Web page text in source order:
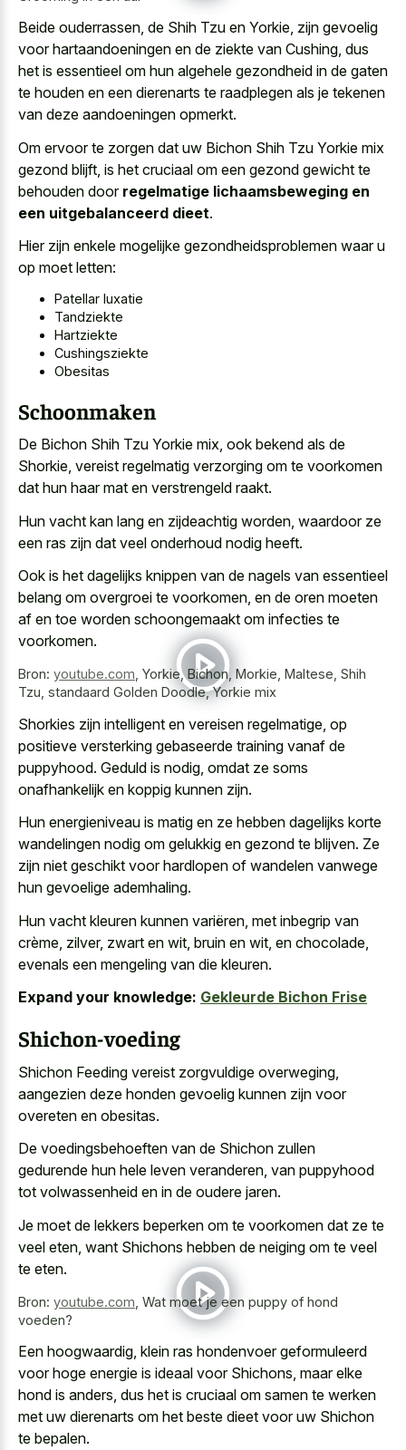
Beide ouderrassen, de Shih Tzu en Yorkie, zijn gevoelig
voor hartaandoeningen en de ziekte van Cushing, dus
het is essentieel om hun algehele gezondheid in de gaten
te houden en een dierenarts te raadplegen als je tekenen
van deze aandoeningen opmerkt.
Om ervoor te zorgen dat uw Bichon Shih Tzu Yorkie mix
gezond blijft, is het cruciaal om een gezond gewicht te
behouden door regelmatige lichaamsbeweging en
een uitgebalanceerd dieet.
Hier zijn enkele mogelijke gezondheidsproblemen waar u
op moet letten:
Patellar luxatie
Tandziekte
Hartziekte
Cushingsziekte
Obesitas
Schoonmaken
De Bichon Shih Tzu Yorkie mix, ook bekend als de
Shorkie, vereist regelmatig verzorging om te voorkomen
dat hun haar mat en verstrengeld raakt.
Hun vacht kan lang en zijdeachtig worden, waardoor ze
een ras zijn dat veel onderhoud nodig heeft.
Ook is het dagelijks knippen van de nagels van essentieel
belang om overgroei te voorkomen, en de oren moeten
af en toe worden schoongemaakt om infecties te
voorkomen.
Bron: youtube.com Yorkie, Bichon, Morkie, Maltese, Shih
Tzu, standaard Golden Doodle, Yorkie mix
Shorkies zijn intelligent en vereisen regelmatige, op
positieve versterking gebaseerde training vanaf de
puppyhood. Geduld is nodig, omdat ze soms
onafhankelijk en koppig kunnen zijn.
Hun energieniveau is matig en ze hebben dagelijks korte
wandelingen nodig om gelukkig en gezond te blijven. Ze
zijn niet geschikt voor hardlopen of wandelen vanwege
hun gevoelige ademhaling.
Hun vacht kleuren kunnen variëren, met inbegrip van
crème, zilver, zwart en wit, bruin en wit, en chocolade,
evenals een mengeling van die kleuren.
Expand your knowledge: Gekleurde Bichon Frise
Shichon-voeding
Shichon Feeding vereist zorgvuldige overweging,
aangezien deze honden gevoelig kunnen zijn voor
overeten en obesitas.
De voedingsbehoeften van de Shichon zullen
gedurende hun hele leven veranderen, van puppyhood
tot volwassenheid en in de oudere jaren.
Je moet de lekkers beperken om te voorkomen dat ze te
veel eten, want Shichons hebben de neiging om te veel
te eten.
Bron: youtube.com Wat moet je een puppy of hond
voeden?
Een hoogwaardig, klein ras hondenvoer geformuleerd
voor hoge energie is ideaal voor Shichons, maar elke
hond is anders, dus het is cruciaal om samen te werken
met uw dierenarts om het beste dieet voor uw Shichon
te bepalen.